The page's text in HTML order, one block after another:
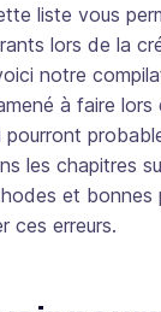
liste vous
lors de la
notre
à faire lors
pourront
les chapitres
et bonnes
ces erreurs.